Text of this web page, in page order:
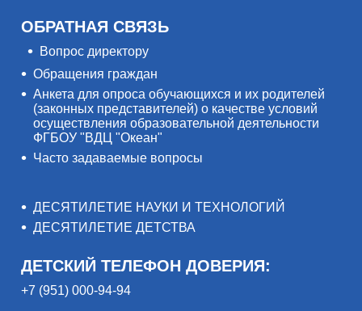
ОБРАТНАЯ СВЯЗЬ
Вопрос директору
Обращения граждан
Анкета для опроса обучающихся и их родителей
(законных представителей) о качестве условий
осуществления образовательной деятельности
ФГБОУ "ВДЦ "Океан"
Часто задаваемые вопросы
ДЕСЯТИЛЕТИЕ НАУКИ И ТЕХНОЛОГИЙ
ДЕСЯТИЛЕТИЕ ДЕТСТВА
ДЕТСКИЙ ТЕЛЕФОН ДОВЕРИЯ:
+7 (951) 000-94-94